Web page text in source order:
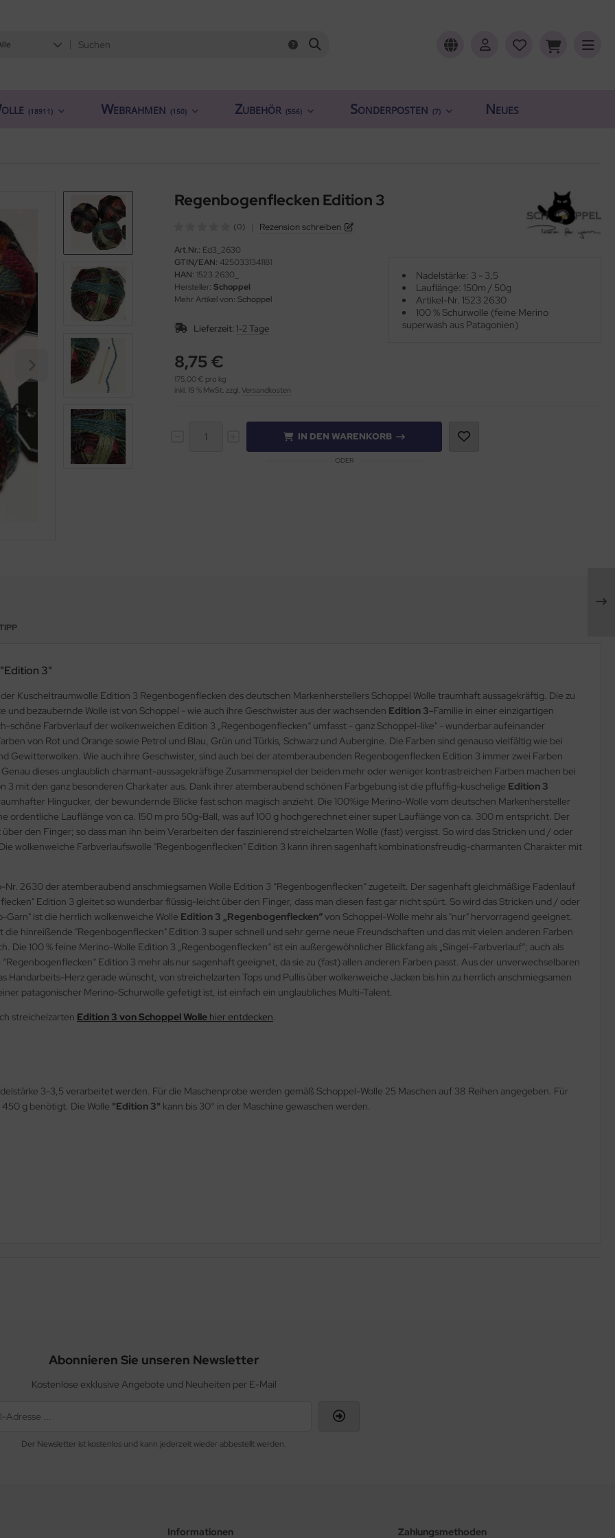
(18911) Webrahmen (150) Zubehör (556) Sonderposten (7) Neues
Regenbogenflecken Edition 3
(0) Rezension schreiben
Art.Nr.: Ed3_2630
GTIN/EAN: 4250331341181
HAN: 1523 2630_
Hersteller: Schoppel
Mehr Artikel von: Schoppel
Lieferzeit: 1-2 Tage
8,75 €
175,00 € pro kg
inkl. 19 % MwSt. zzgl. Versandkosten
Nadelstärke: 3 - 3,5
Lauflänge: 150m / 50g
Artikel-Nr. 1523 2630
100 % Schurwolle (feine Merino
superwash aus Patagonien)
IN DEN WARENKORB
ODER
3"
Kuscheltraumwolle Edition 3 Regenbogenflecken des deutschen Markenherstellers Schoppel Wolle traumhaft aussagekräftig. Die zu
bezaubernde Wolle ist von Schoppel - wie auch ihre Geschwister aus der wachsenden Edition 3-Familie in einer einzigartigen
Farbverlauf der wolkenweichen Edition 3 „Regenbogenflecken“ umfasst - ganz Schoppel-like" - wunderbar aufeinander
von Rot und Orange sowie Petrol und Blau, Grün und Türkis, Schwarz und Aubergine. Die Farben sind genauso vielfältig wie bei
Gewitterwolken. Wie auch ihre Geschwister, sind auch bei der atemberaubenden Regenbogenflecken Edition 3 immer zwei Farben
dieses unglaublich charmant-aussagekräftige Zusammenspiel der beiden mehr oder weniger kontrastreichen Farben machen bei
mit den ganz besonderen Charkater aus. Dank ihrer atemberaubend schönen Farbgebung ist die pfluffig-kuschelige Edition 3
Hingucker, der bewundernde Blicke fast schon magisch anzieht. Die 100%ige Merino-Wolle vom deutschen Markenhersteller
ordentliche Lauflänge von ca. 150 m pro 50g-Ball, was auf 100 g hochgerechnet einer super Lauflänge von ca. 300 m entspricht. Der
den Finger; so dass man ihn beim Verarbeiten der faszinierend streichelzarten Wolle (fast) vergisst. So wird das Stricken und / oder
wolkenweiche Farbverlaufswolle "Regenbogenflecken" Edition 3 kann ihren sagenhaft kombinationsfreudig-charmanten Charakter mit
2630 der atemberaubend anschmiegsamen Wolle Edition 3 “Regenbogenflecken“ zugeteilt. Der sagenhaft gleichmäßige Fadenlauf
Edition 3 gleitet so wunderbar flüssig-leicht über den Finger, dass man diesen fast gar nicht spürt. So wird das Stricken und / oder
Garn" ist die herrlich wolkenweiche Wolle Edition 3 „Regenbogenflecken“von Schoppel-Wolle mehr als "nur" hervorragend geeignet.
hinreißende "Regenbogenflecken" Edition 3 super schnell und sehr gerne neue Freundschaften und das mit vielen anderen Farben
100 % feine Merino-Wolle Edition 3 „Regenbogenflecken“ ist ein außergewöhnlicher Blickfang als „Singel-Farbverlauf“; auch als
Edition 3 mehr als nur sagenhaft geeignet, da sie zu (fast) allen anderen Farben passt. Aus der unverwechselbaren
Handarbeits-Herz gerade wünscht, von streichelzarten Tops und Pullis über wolkenweiche Jacken bis hin zu herrlich anschmiegsamen
patagonischer Merino-Schurwolle gefetigt ist, ist einfach ein unglaubliches Multi-Talent.
streichelzarten Edition 3 von Schoppel Wolle hier entdecken
3-3,5 verarbeitet werden. Für die Maschenprobe werden gemäß Schoppel-Wolle 25 Maschen auf 38 Reihen angegeben. Für
g benötigt. Die Wolle "Edition 3" kann bis 30° in der Maschine gewaschen werden.
Abonnieren Sie unseren Newsletter
Kostenlose exklusive Angebote und Neuheiten per E-Mail
Der Newsletter ist kostenlos und kann jederzeit wieder abbestellt werden.
Informationen Zahlungsmethoden